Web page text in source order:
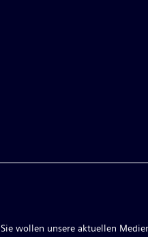
Sie wollen unsere aktuellen